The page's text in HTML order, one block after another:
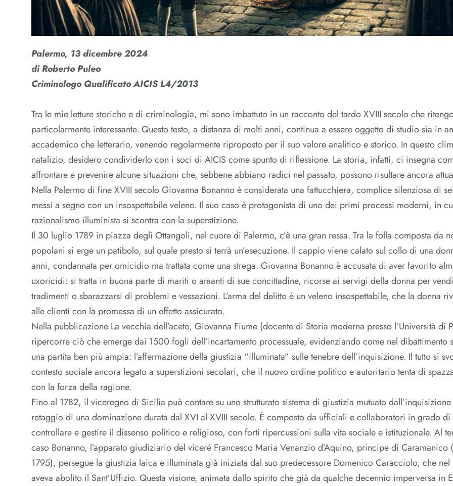
Palermo, 13 dicembre 2024
di Roberto Puleo
Criminologo Qualificato AICIS L4/2013
Tra le mie letture storiche e di criminologia, mi sono imbattuto in un racconto del tardo XVIII secolo che
particolarmente interessante. Questo testo, a distanza di molti anni, continua a essere oggetto di studio sia in
accademico che letterario, venendo regolarmente riproposto per il suo valore analitico e storico. In questo
natalizio, desidero condividerlo con i soci di AICIS come spunto di riflessione. La storia, infatti, ci insegna
affrontare e prevenire alcune situazioni che, sebbene abbiano radici nel passato, possono risultare ancora
Nella Palermo di fine XVIII secolo Giovanna Bonanno è considerata una fattucchiera, complice silenziosa di
messi a segno con un insospettabile veleno. Il suo caso è protagonista di uno dei primi processi moderni, in
razionalismo illuminista si scontra con la superstizione.
Il 30 luglio 1789 in piazza degli Ottangoli, nel cuore di Palermo, c’è una gran ressa. Tra la folla composta da
popolani si erge un patibolo, sul quale presto si terrà un’esecuzione. Il cappio viene calato sul collo di una
anni, condannata per omicidio ma trattata come una strega. Giovanna Bonanno è accusata di aver favorito
uxoricidi: si tratta in buona parte di mariti o amanti di sue concittadine, ricorse ai servigi della donna per
tradimenti o sbarazzarsi di problemi e vessazioni. L’arma del delitto è un veleno insospettabile, che la donna
alle clienti con la promessa di un effetto assicurato.
Nella pubblicazione La vecchia dell’aceto, Giovanna Fiume (docente di Storia moderna presso l’Università di
ripercorre ciò che emerge dai 1500 fogli dell’incartamento processuale, evidenziando come nel dibattimento
una partita ben più ampia: l’affermazione della giustizia “illuminata” sulle tenebre dell’inquisizione. Il tutto si
contesto sociale ancora legato a superstizioni secolari, che il nuovo ordine politico e autoritario tenta di
con la forza della ragione.
Fino al 1782, il viceregno di Sicilia può contare su uno strutturato sistema di giustizia mutuato
retaggio di una dominazione durata dal XVI al XVIII secolo. È composto da ufficiali e collaboratori in grado di
controllare e gestire il dissenso politico e religioso, con forti ripercussioni sulla vita sociale e istituzionale. Al
caso Bonanno, l’apparato giudiziario del viceré Francesco Maria Venanzio d’Aquino, principe di Caramanico
1795), persegue la giustizia laica e illuminata già iniziata dal suo predecessore Domenico Caracciolo, che nel
aveva abolito il Sant’Uffizio. Questa visione, animata dallo spirito che già da qualche decennio imperversa in